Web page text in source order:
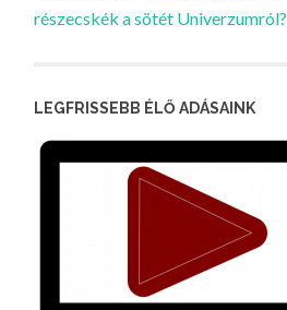
részecskék a sötét Univerzumról?
LEGFRISSEBB ÉLŐ ADÁSAINK